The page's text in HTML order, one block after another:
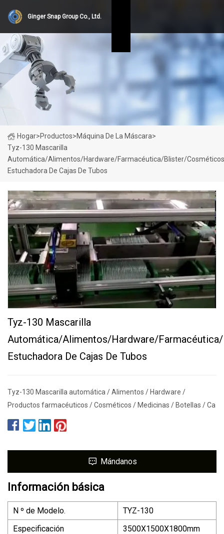
Ginger Snap Group Co., Ltd.
Hogar>Productos>Máquina De La Máscara>
Tyz-130 Mascarilla
Automática/Alimentos/Hardware/Farmacéutica/Blister/
Estuchadora De Cajas De Tubos
Tyz-130 Mascarilla
Automática/Alimentos/Hardware/
Estuchadora De Cajas De Tubos
Tyz-130 Mascarilla automática / Alimentos / Hardware /
Productos farmacéuticos / Cosméticos / Medicinas / Botellas / Ca
Mándanos
Información básica
N º de Modelo.
TYZ-130
Especificación
3500X1500X1800mm